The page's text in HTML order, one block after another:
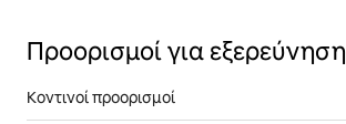
Προορισμοί για εξερεύνηση
Κοντινοί προορισμοί